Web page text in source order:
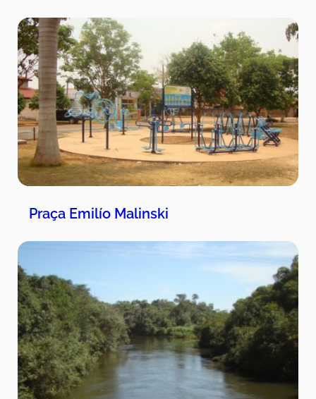
Praça Emilío Malinski